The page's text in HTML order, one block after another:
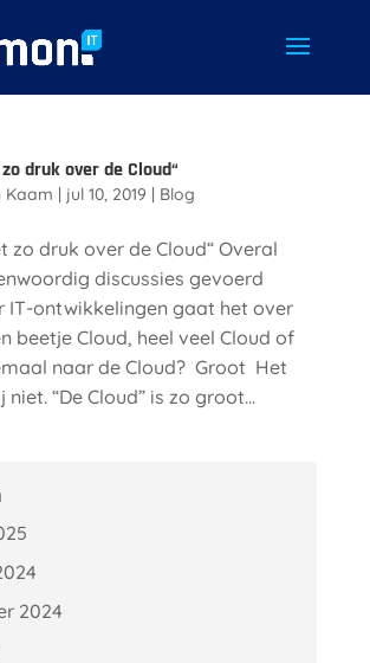
druk over de Cloud“
Kaam | jul 10, 2019 | Blog
zo druk over de Cloud“ Overal
discussies gevoerd
IT-ontwikkelingen gaat het over
beetje Cloud, heel veel Cloud of
naar de Cloud? Groot Het
“De Cloud” is zo groot...
2024